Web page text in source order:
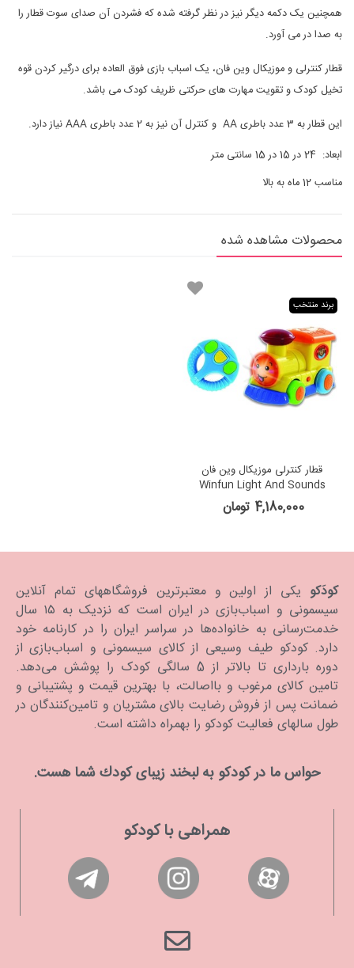
همچنین یک دکمه دیگر نیز در نظر گرفته شده که فشردن آن صدای سوت قطار را
به صدا در می آورد.
قطار کنترلی و موزیکال وین فان، یک اسباب بازی فوق العاده برای درگیر کردن قوه
تخیل کودک و تقویت مهارت های حرکتی ظریف کودک می باشد.
این قطار به 3 عدد باطری AA و کنترل آن نیز به 2 عدد باطری AAA نیاز دارد.
ابعاد: 24 در 15 در 15 سانتی متر
مناسب 12 ماه به بالا
محصولات مشاهده شده
برند منتخب
قطار کنترلی موزیکال وین فان
Winfun Light And Sounds
Remote Control Train
4,180,000 تومان
کودَکو یکی از اولین و معتبرترین فروشگاههای تمام آنلاین
سیسمونی و اسباب‌بازی در ایران است که نزدیک به ۱۵ سال
خدمت‌رسانی به خانواده‌ها در سراسر ایران را در کارنامه خود
دارد. كودكو طیف وسیعی از کالای سیسمونی و اسباب‌بازی از
دوره بارداری تا بالاتر از 5 سالگی کودک را پوشش می‌دهد.
تامین کالای مرغوب و بااصالت، با بهترین قیمت و پشتیبانی و
ضمانت پس از فروش رضایت بالای مشتریان و تامین‌کنندگان در
طول سالهای فعالیت کودکو را بهمراه داشته است.
حواس ما در كودكو به لبخند زیبای كودك شما هست.
همراهی با کودکو